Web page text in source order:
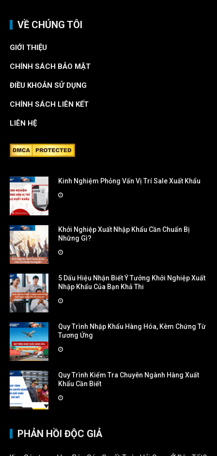
VỀ CHÚNG TÔI
GIỚI THIỆU
CHÍNH SÁCH BẢO MẬT
ĐIỀU KHOẢN SỬ DỤNG
CHÍNH SÁCH LIÊN KẾT
LIÊN HỆ
Kinh Nghiệm Phỏng Vấn Vị Trí Sale Xuất Khẩu
Khởi Nghiệp Xuất Nhập Khẩu Cần Chuẩn Bị
Những Gì?
5 Dấu Hiệu Nhận Biết Ý Tưởng Khởi Nghiệp Xuất
Nhập Khẩu Của Bạn Khả Thi
Quy Trình Nhập Khẩu Hàng Hóa, Kèm Chứng Từ
Tương Ứng
Quy Trình Kiểm Tra Chuyên Ngành Hàng Xuất
Khẩu Cần Biết
PHẢN HỒI ĐỘC GIẢ